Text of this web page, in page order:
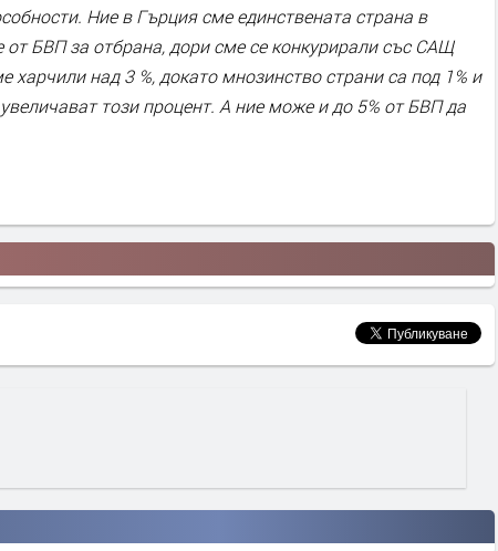
Ние в Гърция сме единствената страна в
от БВП за отбрана, дори сме се конкурирали със САЩ
над 3 %, докато мнозинство страни са под 1% и
този процент. А ние може и до 5% от БВП да